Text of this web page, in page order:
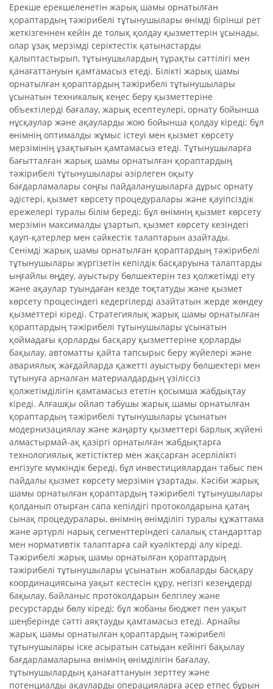
Ерекше ерекшеленетін жарық шамы орнатылған
қораптардың тәжірибелі тұтынушылары өнімді бірінші рет
жеткізгеннен кейін де толық қолдау қызметтерін ұсынады,
олар ұзақ мерзімді серіктестік қатынастарды
қалыптастырып, тұтынушылардың тұрақты сәттілігі мен
қанағаттануын қамтамасыз етеді. Білікті жарық шамы
орнатылған қораптардың тәжірибелі тұтынушылары
ұсынатын техникалық кеңес беру қызметтеріне
объектілерді бағалау, жарық есептеулері, орнату бойынша
нұсқаулар және ақауларды жою бойынша қолдау кіреді; бұл
өнімнің оптималды жұмыс істеуі мен қызмет көрсету
мерзімінің ұзақтығын қамтамасыз етеді. Тұтынушыларға
бағытталған жарық шамы орнатылған қораптардың
тәжірибелі тұтынушылары әзірлеген оқыту
бағдарламалары соңғы пайдаланушыларға дұрыс орнату
әдістері, қызмет көрсету процедуралары және қауіпсіздік
ережелері туралы білім береді; бұл өнімнің қызмет көрсету
мерзімін максималды ұзартып, қызмет көрсету кезіндегі
қауп-қатерлер мен сәйкестік талаптарын азайтады.
Сенімді жарық шамы орнатылған қораптардың тәжірибелі
тұтынушылары жүргізетін кепілдік басқаруына талаптарды
ыңғайлы өңдеу, ауыстыру бөлшектерін тез қолжетімді ету
және ақаулар туындаған кезде тоқтатуды және қызмет
көрсету процесіндегі кедергілерді азайтатын жерде жөндеу
қызметтері кіреді. Стратегиялық жарық шамы орнатылған
қораптардың тәжірибелі тұтынушылары ұсынатын
қоймадағы қорларды басқару қызметтеріне қорларды
бақылау, автоматты қайта тапсырыс беру жүйелері және
авариялық жағдайларда қажетті ауыстыру бөлшектері мен
тұтынуға арналған материалдардың үзіліссіз
қолжетімділігін қамтамасыз ететін қосымша жабдықтау
кіреді. Алғашқы ойлап табушы жарық шамы орнатылған
қораптардың тәжірибелі тұтынушылары ұсынатын
модернизациялау және жаңарту қызметтері барлық жүйені
алмастырмай-ақ қазіргі орнатылған жабдықтарға
технологиялық жетістіктер мен жақсарған әсерлілікті
енгізуге мүмкіндік береді, бұл инвестициялардан табыс пен
пайдалы қызмет көрсету мерзімін ұзартады. Кәсіби жарық
шамы орнатылған қораптардың тәжірибелі тұтынушылары
қолданып отырған сапа кепілдігі протоколдарына қатаң
сынақ процедуралары, өнімнің өнімділігі туралы құжаттама
және әртүрлі нарық сегменттеріндегі салалық стандарттар
мен нормативтік талаптарға сай куәліктерді алу кіреді.
Тәжірибелі жарық шамы орнатылған қораптардың
тәжірибелі тұтынушылары ұсынатын жобаларды басқару
координациясына уақыт кестесін құру, негізгі кезеңдерді
бақылау, байланыс протоколдарын белгілеу және
ресурстарды бөлу кіреді; бұл жобаны бюджет пен уақыт
шеңберінде сәтті аяқтауды қамтамасыз етеді. Арнайы
жарық шамы орнатылған қораптардың тәжірибелі
тұтынушылары іске асыратын сатыдан кейінгі бақылау
бағдарламаларына өнімнің өнімділігін бағалау,
тұтынушылардың қанағаттануын зерттеу және
потенциалды ақауларды операцияларға әсер етпес бұрын